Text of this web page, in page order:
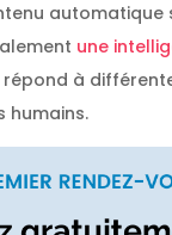
une
à
humains.